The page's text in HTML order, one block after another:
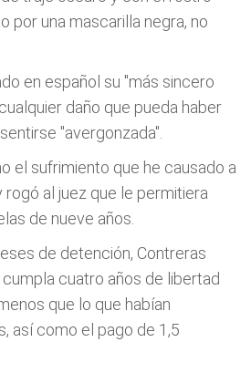
por una mascarilla negra, no
en español su "más sincero
daño que pueda haber
"avergonzada".
el sufrimiento que he causado a
rogó al juez que le permitiera
de nueve años.
de detención, Contreras
cuatro años de libertad
que lo que habían
así como el pago de 1,5